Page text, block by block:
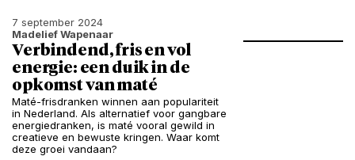
7 september 2024
Madelief Wapenaar
Verbindend, fris en vol
energie: een duik in de
opkomst van maté
Maté-frisdranken winnen aan populariteit
in Nederland. Als alternatief voor gangbare
energiedranken, is maté vooral gewild in
creatieve en bewuste kringen. Waar komt
deze groei vandaan?